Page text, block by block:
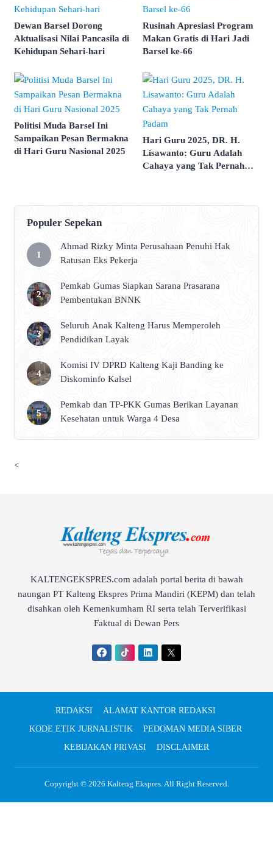
Dewan Barsel Dorong
Aktualisasi Nilai Pancasila di
Kehidupan Sehari-hari
Rusinah Apresiasi Program
Makan Gratis di Hari Jadi
Barsel ke-66
Politisi Muda Barsel Ini
Sampaikan Pesan Bermakna
di Hari Guru Nasional 2025
Hari Guru 2025, DR. H.
Lisawanto: Guru Adalah
Cahaya yang Tak Pernah
Populer Sepekan
Ahmad Rizky Minta Perusahaan Penuhi Hak
Ratusan Eks Pekerja
Pemkab Gumas Siapkan Sarana Prasarana
Pembentukan BNNK
Seluruh Anak Kalteng Harus Memperoleh
Pendidikan Layak
Komisi IV DPRD Kalteng Kaji Banding ke
Diskominfo Kalsel
Pemkab dan TP-PKK Gumas Berikan Layanan
Kesehatan untuk Warga 4 Desa
<
KALTENGEKSPRES.com adalah portal berita di bawah
naungan PT Kalteng Ekspres Prima Mandiri (KEPM) dan telah
disahkan oleh Kemenkumham RI serta telah Terverifikasi
Faktual di Dewan Pers
REDAKSI
ALAMAT KANTOR REDAKSI
KODE ETIK JURNALISTIK
PEDOMAN MEDIA SIBER
KEBIJAKAN PRIVASI
DISCLAIMER
Copyright © 2026 Kalteng Ekspres. All Right Reserved.